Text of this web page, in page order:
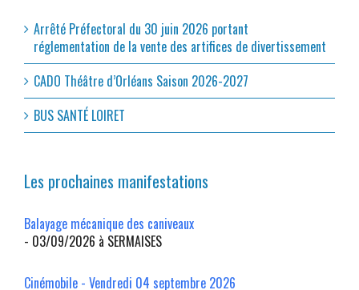
Arrêté Préfectoral du 30 juin 2026 portant
réglementation de la vente des artifices de divertissement
CADO Théâtre d’Orléans Saison 2026-2027
BUS SANTÉ LOIRET
Les prochaines manifestations
Balayage mécanique des caniveaux
- 03/09/2026 à SERMAISES
Cinémobile - Vendredi 04 septembre 2026